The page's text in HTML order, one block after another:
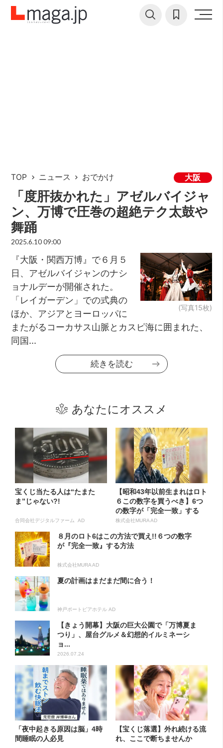
TOP ニュース おでかけ 大阪
「度肝抜かれた」アゼルバイジャ
ン、万博で圧巻の超絶テク太鼓や
舞踊
2025.6.10 09:00
(写真15枚)
『大阪・関西万博』で６月５
日、アゼルバイジャンのナシ
ョナルデーが開催された。
「レイガーデン」での式典の
ほか、アジアとヨーロッパに
またがるコーカサス山脈とカスピ海に囲まれた、
同国...
続きを読む
あなたにオススメ
宝くじ当たる人は“たまた
ま”じゃない?!
合同会社デジタルファーム AD
【昭和43年以前生まれはロト
６この数字を買うべき】6つ
の数字が「完全一致」する
方...
株式会社MURA AD
８月のロト6はこの方法で買え!!６つの数字
が『完全一致』する方法
株式会社MURA AD
夏の計画はまだまだ間に合う！
神戸ポートピアホテル AD
【きょう開幕】大阪の巨大公園で「万博夏ま
つり」、屋台グルメ＆幻想的イルミネーシ
ョ...
2026.07.24
「夜中起きる原因は脳」4時
間睡眠の人必見
【宝くじ落選】外れ続ける流
れ、ここで断ちませんか